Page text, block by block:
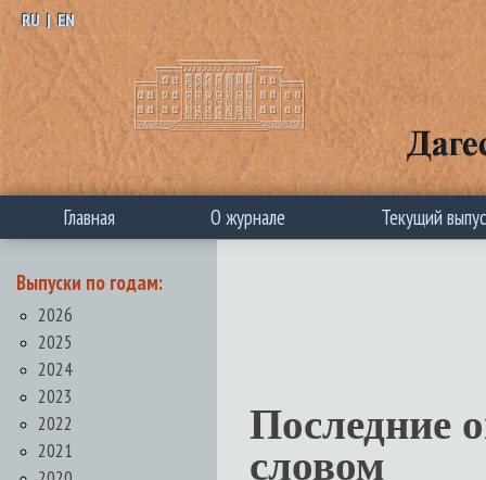
RU | EN
Главная О журнале Текущий
Выпуски по годам:
2026
2025
2024
2023
2022
2021
Последние
словом